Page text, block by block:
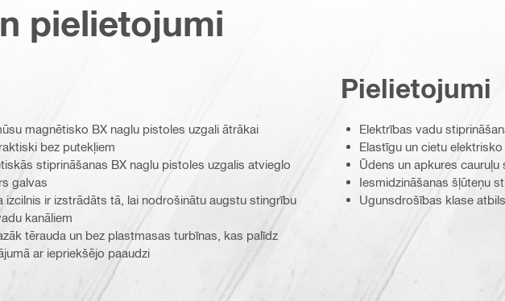
pielietojumi
magnētisko BX naglu pistoles uzgali ātrākai
bez putekļiem
stiprināšanas BX naglu pistoles uzgalis atvieglo
galvas
ir izstrādāts tā, lai nodrošinātu augstu stingrību
kanāliem
tērauda un bez plastmasas turbīnas, kas palīdz
ar iepriekšējo paaudzi
Pielietojumi
Elektrības vadu
Elastīgu un cietu
Ūdens un apkures cauruļu
Iesmidzināšanas šļūteņu
Ugunsdrošības klase